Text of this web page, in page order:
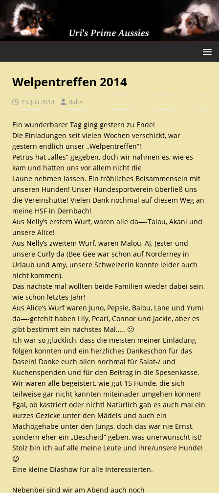
Welpentreffen 2014
13. Juli 2014 Babs
Ein wunderbarer Tag ging gestern zu Ende!
Die Einladungen seit vielen Wochen verschickt, war
gestern endlich unser „Welpentreffen“!
Petrus hat „alles“ gegeben, doch wir nahmen es, wie es
kam und hatten uns vor allem nicht die
Laune nehmen lassen. Ein fröhliches Beisammensein mit
unseren Hunden! Unser Hundesportverein überließ uns
die Vereinshütte! Vielen Dank nochmal auf diesem Weg an
meine HSF in Dernbach!
Aus Nelly’s erstem Wurf, waren alle da—-Talou, Akani und
unsere Alice!
Aus Nelly’s zweitem Wurf, waren Malou, AJ, Jester und
unsere Curly da (Bee Gee war schon auf Norderney in
Urlaub und Amy, unsere Schweizerin konnte leider auch
nicht kommen).
Das nächste mal wollten beide Familien wieder dabei sein,
wie schon letztes Jahr!
Aus Alice’s Wurf waren Juno, Pepsie, Balou, Lane und Yumi
da—-gefehlt haben Lily, Pearl, Connor und Jackie, aber es
gibt bestimmt ein nächstes Mal….. 🙂
Ich war so glücklich, dass die meisten meiner Einladung
folgen konnten und ein herzliches Dankeschön für das
Dasein! Danke euch allen nochmal für Salat-/ und
Kuchenspenden und für den Beitrag in die Spesenkasse.
Wir waren alle begeistert, wie gut 15 Hunde, die sich
teilweise gar nicht kannten miteinader umgehen können!
Egal, ob kastriert oder nicht! Natürlich gab es auch mal ein
kurzes Gezicke unter den Mädels und auch ein
Machogehabe unter den Jungs, doch das war nie Ernst,
sondern eher ein „Bescheid“ geben, was unerwünscht ist!
Stolz bin ich auf alle meine Leute und ihre/unsere Hunde!
😉
Eine kleine Diashow für alle Interessierten.
Nebenbei sind wir am Abend auch noch